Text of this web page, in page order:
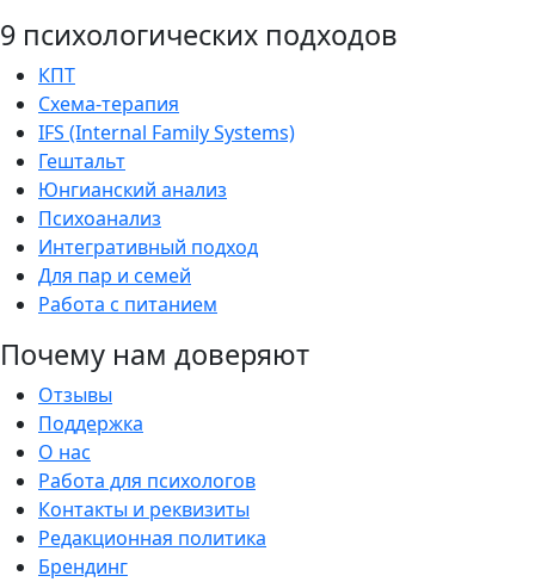
9 психологических подходов
КПТ
Схема-терапия
IFS (Internal Family Systems)
Гештальт
Юнгианский анализ
Психоанализ
Интегративный подход
Для пар и семей
Работа с питанием
Почему нам доверяют
Отзывы
Поддержка
О нас
Работа для психологов
Контакты и реквизиты
Редакционная политика
Брендинг